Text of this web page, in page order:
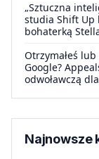
„Sztuczna
studia Shift Up
bohaterką
Otrzymałeś
Google?
odwoławczą
Najnowsze